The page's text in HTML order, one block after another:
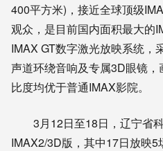
400平方米)，接近全球顶级
观众，是目前国内面积最大的
IMAX GT数字激光放映系统，
声道环绕音响及专属3D眼镜
比度均优于普通IMAX影院。
3月12日至18日，辽宁省科
IMAX2/3D版，其中17日放映